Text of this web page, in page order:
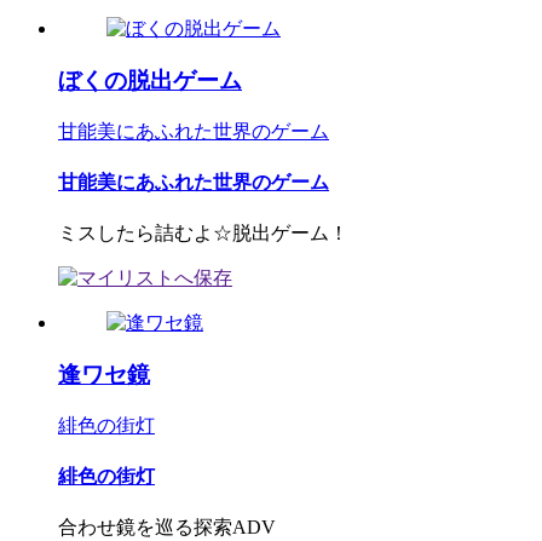
ぼくの脱出ゲーム
甘能美にあふれた世界のゲーム
甘能美にあふれた世界のゲーム
ミスしたら詰むよ☆脱出ゲーム！
逢ワセ鏡
緋色の街灯
緋色の街灯
合わせ鏡を巡る探索ADV